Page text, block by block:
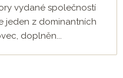
vydané společností
jeden z dominantních
doplněn...